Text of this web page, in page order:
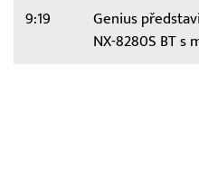
9:19
Genius
NX-8280S BT s